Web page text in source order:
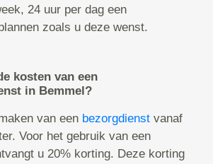
24 uur per dag een
zoals u deze wenst.
kosten van een
in Bemmel?
van een bezorgdienst vanaf
Voor het gebruik van een
u 20% korting. Deze korting